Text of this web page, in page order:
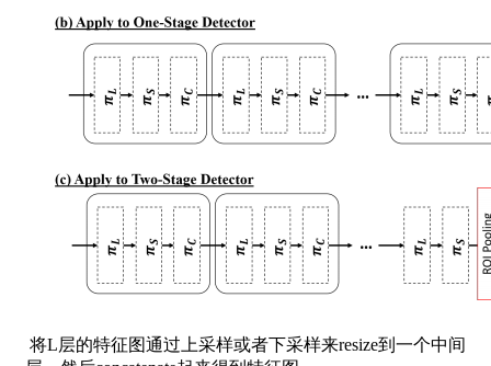
​ 将L层的特征图通过上采样或者下采样来resize到一个中间